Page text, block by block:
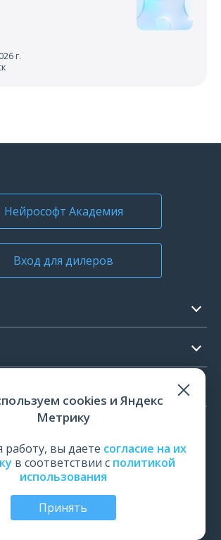
г.
Нейрософт Академия
Вход для дилеров
| ООО «Нейрософт», Иваново,
cookies и Яндекс
Метрику
вы даете согласие на их
в соответствии с политикой
использования
Принять